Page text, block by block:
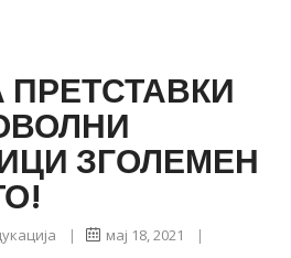
ПРЕТСТАВКИ
ЗГОЛЕМЕН
| мај 18, 2021 |